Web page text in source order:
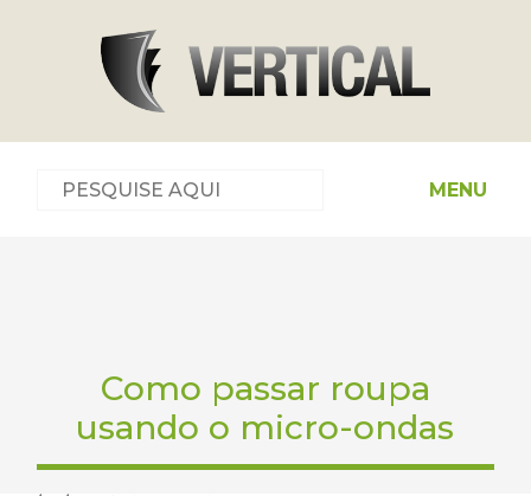
MENU
Como passar roupa
usando o micro-ondas